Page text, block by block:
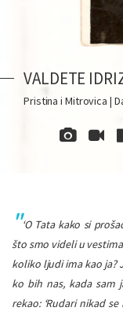
VALDETE
Pristina i Mitrovica |
‘O Tata kako si
što smo videli u
koliko ljudi ima kao ja?
ko bih nas, kada sam
rekao: ‘Rudari nikad